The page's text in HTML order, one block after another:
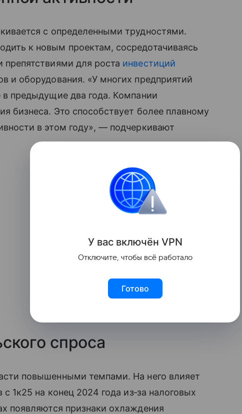
с определенными трудностями.
к новым проектам, сосредотачиваясь
для роста инвестиций
и оборудования. «У многих предприятий
предыдущие два года. Компании
бизнеса. Это способствует более плавному
в этом году», — подчеркивают
спроса
повышенными темпами. На него влияет
1к25 на конец 2024 года из‑за налоговых
появляются признаки охлаждения
У вас включён VPN
Отключите, чтобы всё работало
Готово